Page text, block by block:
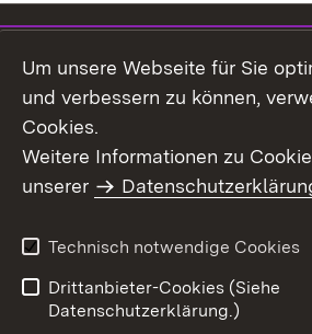
Impressum
Um unsere Webseite für Sie
und verbessern zu können,
Cookies.
Weitere Informationen zu
unserer
Technisch notwendige Cookies
Drittanbieter-Cookies (Siehe
Datenschutzerklärung.)